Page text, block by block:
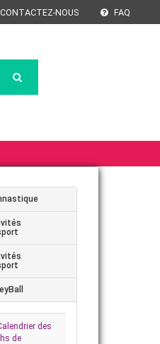
CONTACTEZ-NOUS FAQ
des
de